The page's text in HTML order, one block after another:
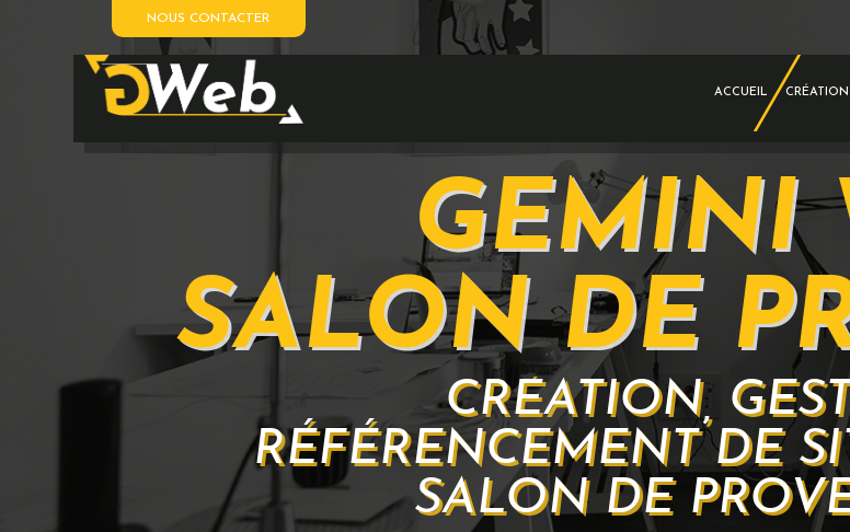
NOUS CONTACTER
ACCUEIL CRÉATION
GEMINI
SALON DE
CRÉATION,
RÉFÉRENCEMENT DE
SALON DE